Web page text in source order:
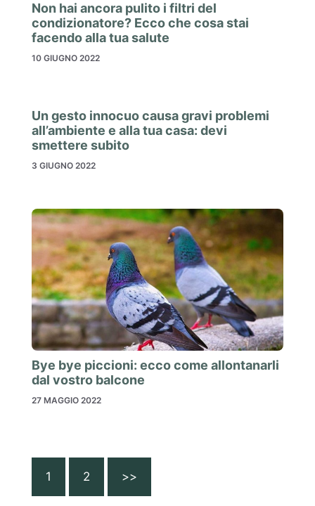
Non hai ancora pulito i filtri del
condizionatore? Ecco che cosa stai
facendo alla tua salute
10 GIUGNO 2022
Un gesto innocuo causa gravi problemi
all’ambiente e alla tua casa: devi
smettere subito
3 GIUGNO 2022
Bye bye piccioni: ecco come allontanarli
dal vostro balcone
27 MAGGIO 2022
1 2 >>